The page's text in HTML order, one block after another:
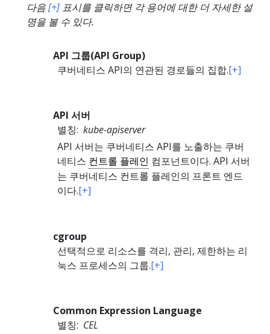
다음[+] 표시를 클릭하면 각 용어에 대한 더 자세한 설
명을 볼 수 있다.
API 그룹(API Group)
쿠버네티스 API의 연관된 경로들의 집합.[+]
API 서버
별칭: kube-apiserver
API 서버는 쿠버네티스 API를 노출하는 쿠버
네티스 컨트롤 플레인 컴포넌트이다. API 서버
는 쿠버네티스 컨트롤 플레인의 프론트 엔드
이다.[+]
cgroup
선택적으로 리소스를 격리, 관리, 제한하는 리
눅스 프로세스의 그룹.[+]
Common Expression Language
별칭: CEL